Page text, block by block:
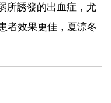
所誘發的出血症，尤
者效果更佳，夏涼冬